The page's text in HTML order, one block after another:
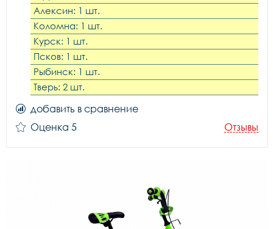
Алексин: 1 шт.
Коломна: 1 шт.
Курск: 1 шт.
Псков: 1 шт.
Рыбинск: 1 шт.
Тверь: 2 шт.
добавить в сравнение
Оценка 5
Отзывы